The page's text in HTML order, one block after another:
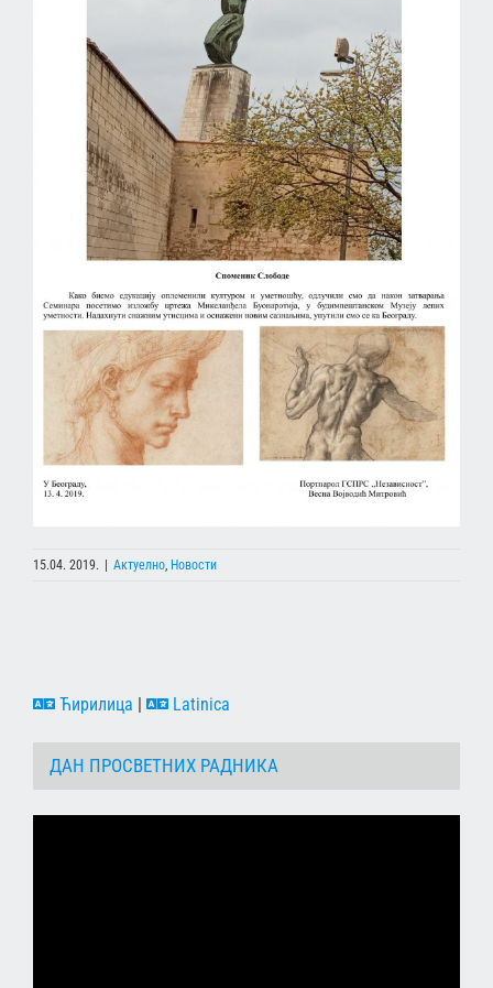
15.04. 2019. | Актуелно Новости
Ћирилица | Latinica
ДАН ПРОСВЕТНИХ РАДНИКА